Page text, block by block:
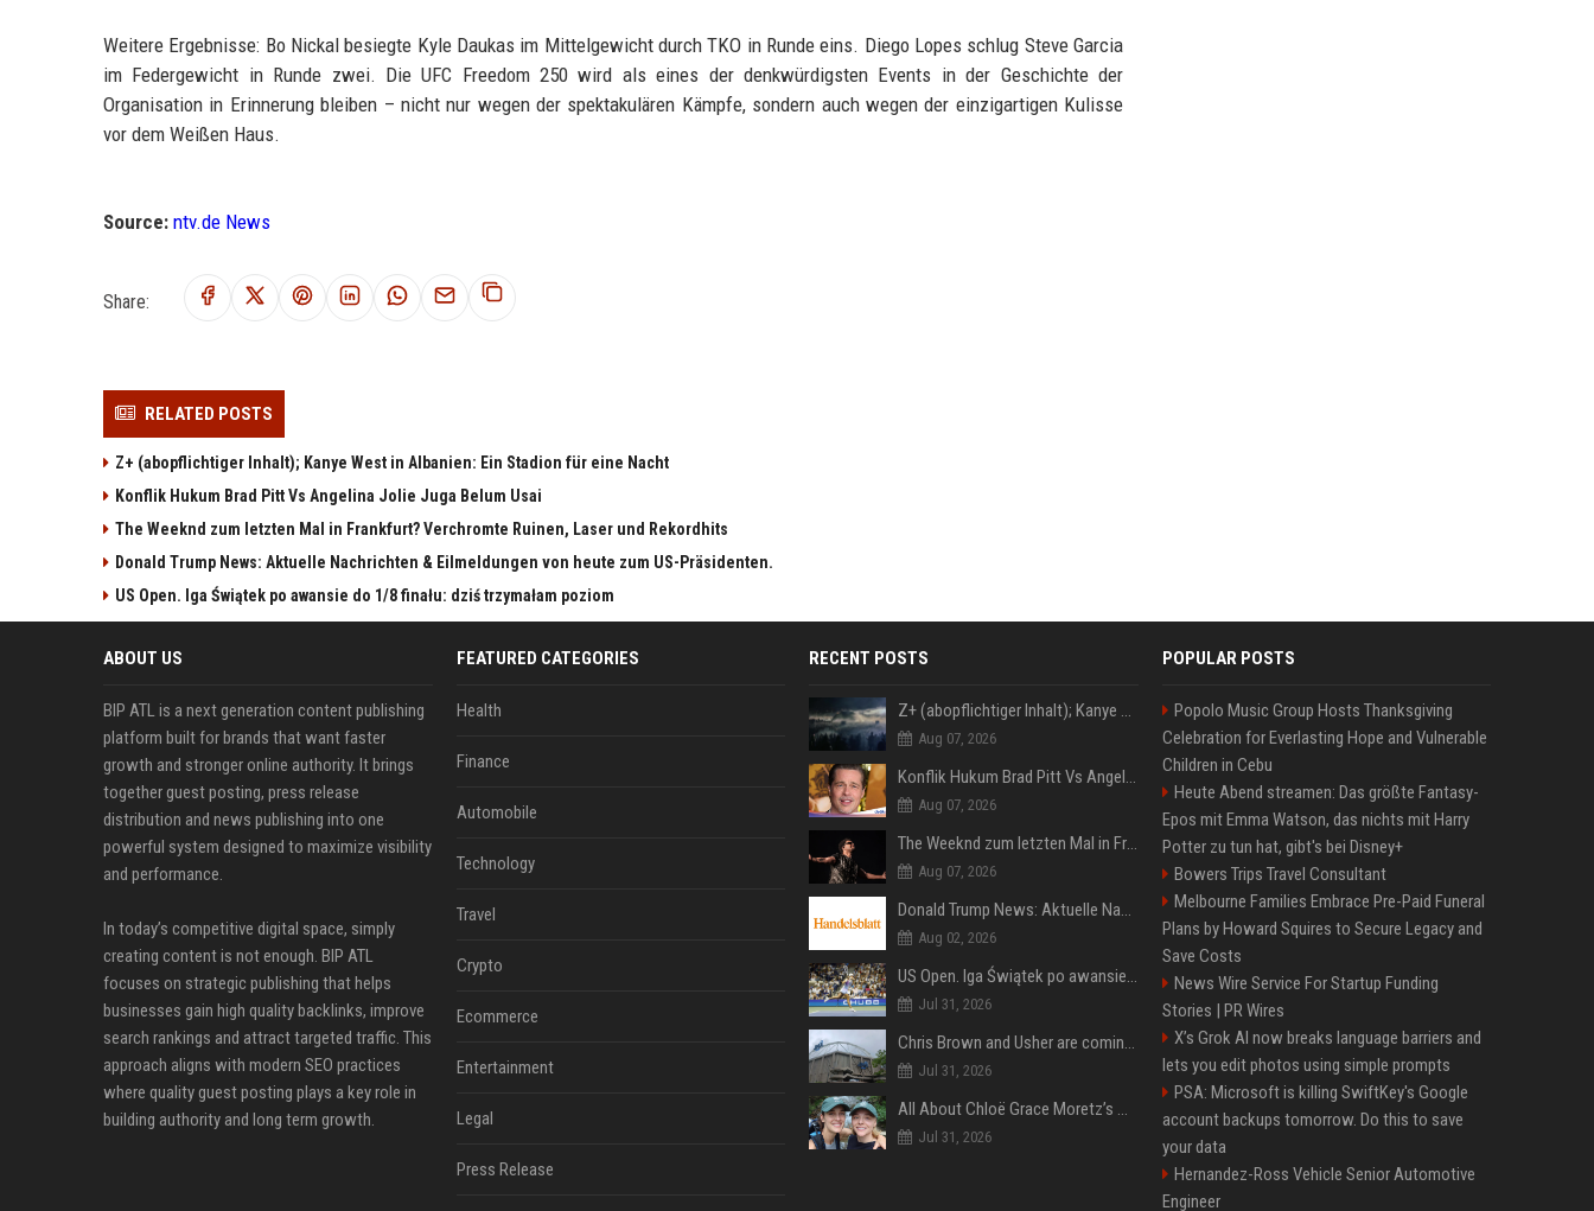
Weitere Ergebnisse: Bo Nickal besiegte Kyle Daukas im Mittelgewicht durch TKO in Runde eins. Diego Lopes schlug Steve Garcia
im Federgewicht in Runde zwei. Die UFC Freedom 250 wird als eines der denkwürdigsten Events in der Geschichte der
Organisation in Erinnerung bleiben – nicht nur wegen der spektakulären Kämpfe, sondern auch wegen der einzigartigen Kulisse
vor dem Weißen Haus.
Source: ntv.de News
Share:
RELATED POSTS
Z+ (abopflichtiger Inhalt); Kanye West in Albanien: Ein Stadion für eine Nacht
Konflik Hukum Brad Pitt Vs Angelina Jolie Juga Belum Usai
The Weeknd zum letzten Mal in Frankfurt? Verchromte Ruinen, Laser und Rekordhits
Donald Trump News: Aktuelle Nachrichten & Eilmeldungen von heute zum US-Präsidenten.
US Open. Iga Świątek po awansie do 1/8 finału: dziś trzymałam poziom
ABOUT US
BIP ATL is a next generation content publishing
platform built for brands that want faster
growth and stronger online authority. It brings
together guest posting, press release
distribution and news publishing into one
powerful system designed to maximize visibility
and performance.
In today’s competitive digital space, simply
creating content is not enough. BIP ATL
focuses on strategic publishing that helps
businesses gain high quality backlinks, improve
search rankings and attract targeted traffic. This
approach aligns with modern SEO practices
where quality guest posting plays a key role in
building authority and long term growth.
FEATURED CATEGORIES
Health
Finance
Automobile
Technology
Travel
Crypto
Ecommerce
Entertainment
Legal
Press Release
RECENT POSTS
Z+ (abopflichtiger Inhalt); Kanye West in Albanien: Ein Stadion für eine Nacht
Aug 07, 2026
Konflik Hukum Brad Pitt Vs Angelina Jolie Juga Belum Usai
Aug 07, 2026
The Weeknd zum letzten Mal in Frankfurt? Verchromte Ruinen, Laser und Rekordhits
Aug 07, 2026
Donald Trump News: Aktuelle Nachrichten & Eilmeldungen von heute zum US-Präsidenten.
Aug 02, 2026
US Open. Iga Świątek po awansie do 1/8 finału: dziś trzymałam poziom
Jul 31, 2026
Chris Brown and Usher are coming to Syracuse: They’re bringing lots of traffic with them
Jul 31, 2026
All About Chloë Grace Moretz’s Wife, Kate Harrison
Jul 31, 2026
POPULAR POSTS
Popolo Music Group Hosts Thanksgiving
Celebration for Everlasting Hope and Vulnerable
Children in Cebu
Heute Abend streamen: Das größte Fantasy-
Epos mit Emma Watson, das nichts mit Harry
Potter zu tun hat, gibt's bei Disney+
Bowers Trips Travel Consultant
Melbourne Families Embrace Pre-Paid Funeral
Plans by Howard Squires to Secure Legacy and
Save Costs
News Wire Service For Startup Funding
Stories | PR Wires
X’s Grok AI now breaks language barriers and
lets you edit photos using simple prompts
PSA: Microsoft is killing SwiftKey's Google
account backups tomorrow. Do this to save
your data
Hernandez-Ross Vehicle Senior Automotive
Engineer